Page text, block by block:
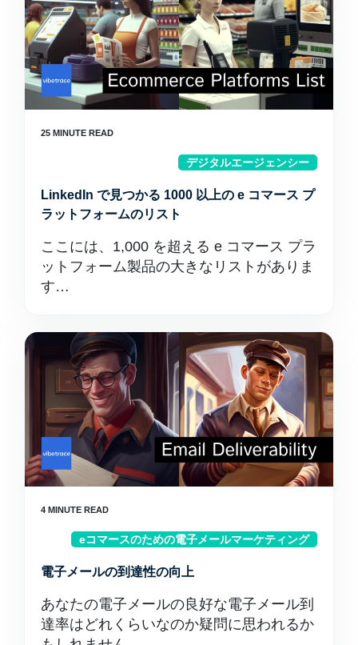
デジタルエージェンシー
LinkedIn で見つかる 1000 以上の e コマース プ
ラットフォームのリスト
ここには、1,000 を超える e コマース プラ
ットフォーム製品の大きなリストがありま
す…
eコマースのための電子メールマーケティング
電子メールの到達性の向上
あなたの電子メールの良好な電子メール到
達率はどれくらいなのか疑問に思われるか